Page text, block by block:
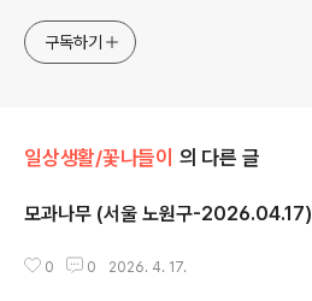
구독하기
일상생활/꽃나들이 의 다른 글
모과나무 (서울 노원구-2026.04.17)
0 0 2026. 4. 17.